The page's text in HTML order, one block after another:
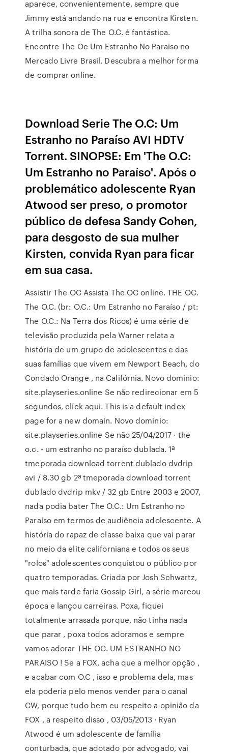
aparece, convenientemente, sempre que
Jimmy está andando na rua e encontra Kirsten.
A trilha sonora de The O.C. é fantástica.
Encontre The Oc Um Estranho No Paraiso no
Mercado Livre Brasil. Descubra a melhor forma
de comprar online.
Download Serie The O.C: Um
Estranho no Paraíso AVI HDTV
Torrent. SINOPSE: Em 'The O.C:
Um Estranho no Paraíso'. Após o
problemático adolescente Ryan
Atwood ser preso, o promotor
público de defesa Sandy Cohen,
para desgosto de sua mulher
Kirsten, convida Ryan para ficar
em sua casa.
Assistir The OC Assista The OC online. THE OC.
The O.C. (br: O.C.: Um Estranho no Paraíso / pt:
The O.C.: Na Terra dos Ricos) é uma série de
televisão produzida pela Warner relata a
história de um grupo de adolescentes e das
suas famílias que vivem em Newport Beach, do
Condado Orange , na Califórnia. Novo dominio:
site.playseries.online Se não redirecionar em 5
segundos, click aqui. This is a default index
page for a new domain. Novo dominio:
site.playseries.online Se não 25/04/2017 · the
o.c. - um estranho no paraíso dublada. 1ª
tmeporada download torrent dublado dvdrip
avi / 8.30 gb 2ª tmeporada download torrent
dublado dvdrip mkv / 32 gb Entre 2003 e 2007,
nada podia bater The O.C.: Um Estranho no
Paraíso em termos de audiência adolescente. A
história do rapaz de classe baixa que vai parar
no meio da elite californiana e todos os seus
"rolos" adolescentes conquistou o público por
quatro temporadas. Criada por Josh Schwartz,
que mais tarde faria Gossip Girl, a série marcou
época e lançou carreiras. Poxa, fiquei
totalmente arrasada porque, não tinha nada
que parar , poxa todos adoramos e sempre
vamos adorar THE OC. UM ESTRANHO NO
PARAISO ! Se a FOX, acha que a melhor opção ,
e acabar com O.C , isso e problema dela, mas
ela poderia pelo menos vender para o canal
CW, porque tudo bem eu respeito a opinião da
FOX , a respeito disso , 03/05/2013 · Ryan
Atwood é um adolescente de família
conturbada, que adotado por advogado, vai